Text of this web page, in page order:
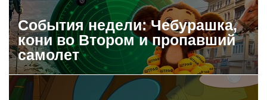
События недели: Чебурашка,
кони во Втором и пропавший
самолет